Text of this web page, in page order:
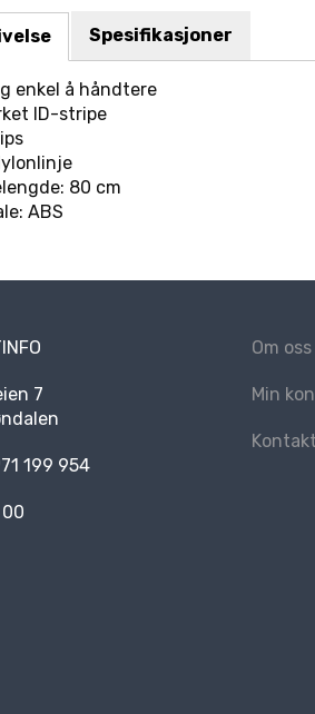
Spesifikasjoner
enkel å håndtere
ID-stripe
80 cm
ABS
7
199 954
Om oss
Min